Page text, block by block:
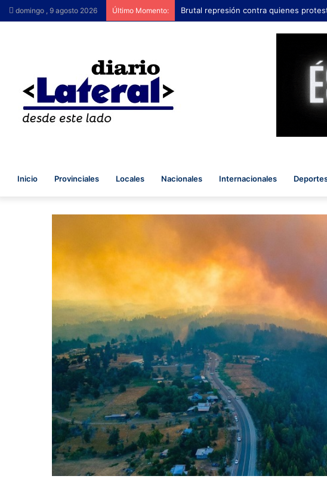
domingo , 9 agosto 2026 Último Momento: Brutal represión contra quienes
Inicio Provinciales Locales Nacionales Internacionales